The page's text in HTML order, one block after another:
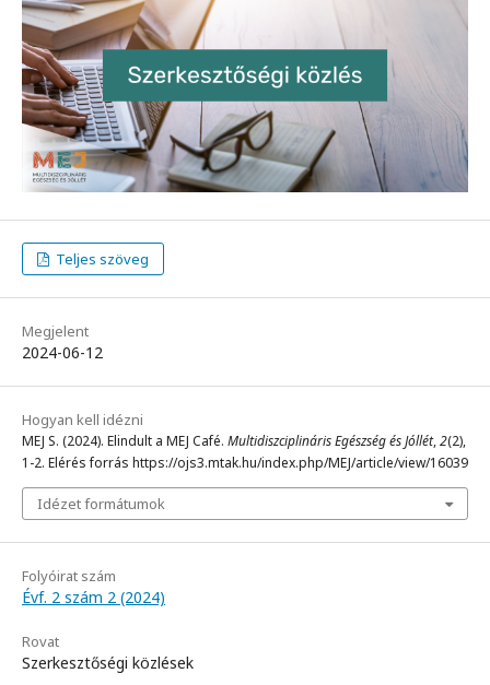
Teljes szöveg
Megjelent
2024-06-12
Hogyan kell idézni
MEJ S. (2024). Elindult a MEJ Café. Multidiszciplináris Egészség és Jóllét,2(2),
1-2. Elérés forrás https://ojs3.mtak.hu/index.php/MEJ/article/view/16039
Idézet formátumok
Folyóirat szám
Évf. 2 szám 2 (2024)
Rovat
Szerkesztőségi közlések